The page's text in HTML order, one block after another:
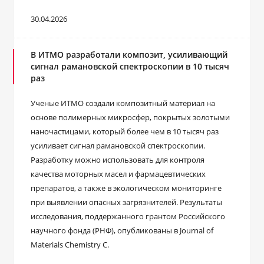
30.04.2026
В ИТМО разработали композит, усиливающий
сигнал рамановской спектроскопии в 10 тысяч
раз
Ученые ИТМО создали композитный материал на
основе полимерных микросфер, покрытых золотыми
наночастицами, который более чем в 10 тысяч раз
усиливает сигнал рамановской спектроскопии.
Разработку можно использовать для контроля
качества моторных масел и фармацевтических
препаратов, а также в экологическом мониторинге
при выявлении опасных загрязнителей. Результаты
исследования, поддержанного грантом Российского
научного фонда (РНФ), опубликованы в Journal of
Materials Chemistry C.